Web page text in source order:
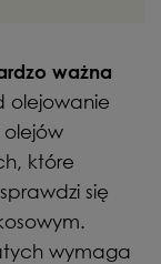
ważna
olejowanie
które
się
wymaga